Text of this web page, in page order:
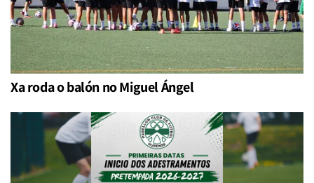
Xa roda o balón no Miguel Ángel